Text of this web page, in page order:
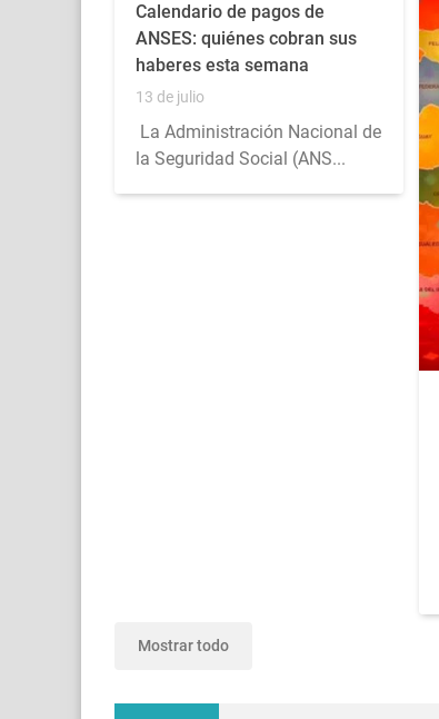
Calendario de pagos de
ANSES: quiénes cobran sus
haberes esta semana
13 de julio
La Administración Nacional de
la Seguridad Social (ANS...
Mostrar todo